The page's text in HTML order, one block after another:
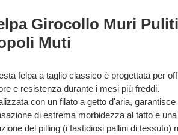
Girocollo Muri Puliti
Muti
felpa a taglio classico è progettata per
e resistenza durante i mesi più freddi.
con un filato a getto d'aria, garantisce
di estrema morbidezza al tatto e una
del pilling (i fastidiosi pallini di tessuto)